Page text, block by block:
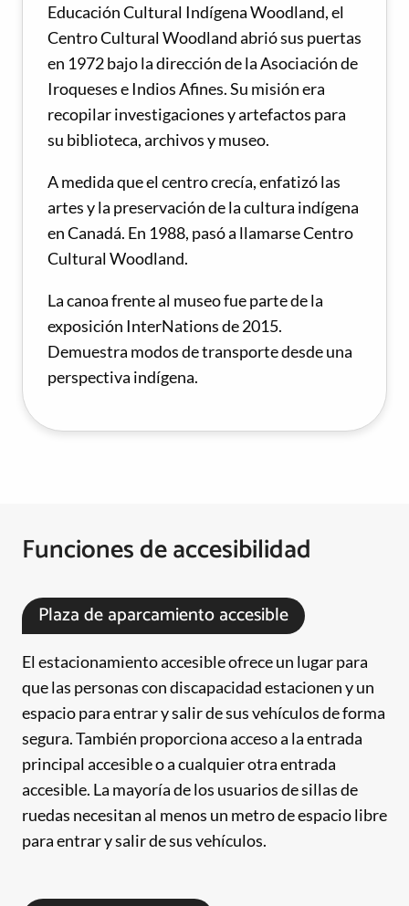
Educación Cultural Indígena Woodland, el
Centro Cultural Woodland abrió sus puertas
en 1972 bajo la dirección de la Asociación de
Iroqueses e Indios Afines. Su misión era
recopilar investigaciones y artefactos para
su biblioteca, archivos y museo.
A medida que el centro crecía, enfatizó las
artes y la preservación de la cultura indígena
en Canadá. En 1988, pasó a llamarse Centro
Cultural Woodland.
La canoa frente al museo fue parte de la
exposición InterNations de 2015.
Demuestra modos de transporte desde una
perspectiva indígena.
Funciones de accesibilidad
Plaza de aparcamiento accesible
El estacionamiento accesible ofrece un lugar para
que las personas con discapacidad estacionen y un
espacio para entrar y salir de sus vehículos de forma
segura. También proporciona acceso a la entrada
principal accesible o a cualquier otra entrada
accesible. La mayoría de los usuarios de sillas de
ruedas necesitan al menos un metro de espacio libre
para entrar y salir de sus vehículos.